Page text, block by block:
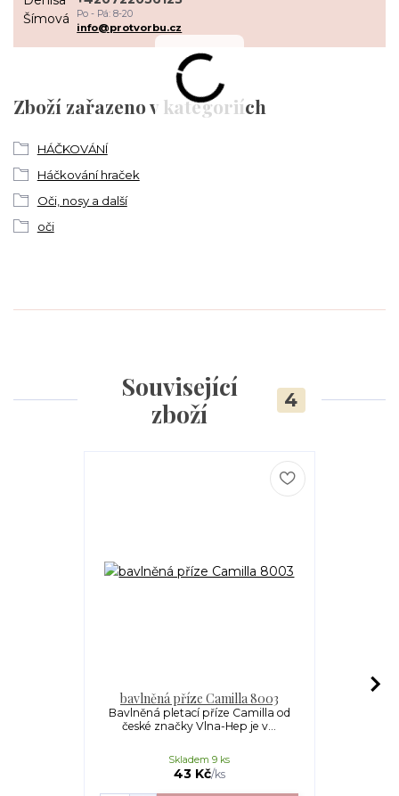
Zboží zařazeno v kategoriích
HÁČKOVÁNÍ
Háčkování hraček
Oči, nosy a další
oči
Po - Pá: 8-20
info@protvorbu.cz
Související
zboží
4
bavlněná příze Camilla 8003
Bavlněná pletací příze Camilla od
české značky Vlna-Hep je v...
43 Kč/ks
Skladem 9 ks